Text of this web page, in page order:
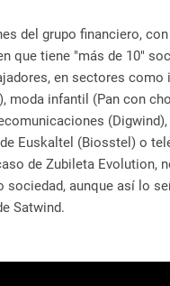
del grupo financiero,
que tiene "más de 10"
en sectores como
moda infantil (Pan con
(Digwind),
Euskaltel (Biosstel) o
de Zubileta Evolution,
sociedad, aunque así lo
Satwind.